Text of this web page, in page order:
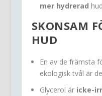
mer hydrerad
SKONSAM
HUD
En av de främsta
ekologisk tvål är
Glycerol är icke-